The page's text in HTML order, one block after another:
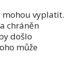
mohou vyplatit.
chráněn
došlo
může